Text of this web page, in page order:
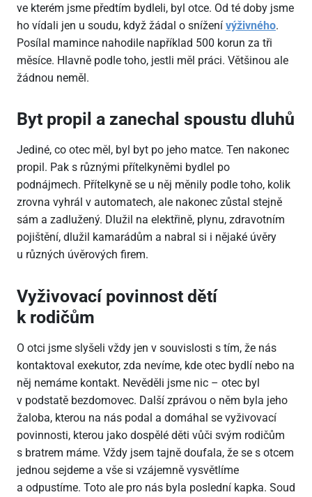
ve kterém jsme předtím bydleli, byl otce. Od té doby jsme
ho vídali jen u soudu, když žádal o snížení výživného.
Posílal mamince nahodile například 500 korun za tři
měsíce. Hlavně podle toho, jestli měl práci. Většinou ale
žádnou neměl.
Byt propil a zanechal spoustu dluhů
Jediné, co otec měl, byl byt po jeho matce. Ten nakonec
propil. Pak s různými přítelkyněmi bydlel po
podnájmech. Přítelkyně se u něj měnily podle toho, kolik
zrovna vyhrál v automatech, ale nakonec zůstal stejně
sám a zadlužený. Dlužil na elektřině, plynu, zdravotním
pojištění, dlužil kamarádům a nabral si i nějaké úvěry
u různých úvěrových firem.
Vyživovací povinnost dětí
k rodičům
O otci jsme slyšeli vždy jen v souvislosti s tím, že nás
kontaktoval exekutor, zda nevíme, kde otec bydlí nebo na
něj nemáme kontakt. Nevěděli jsme nic – otec byl
v podstatě bezdomovec. Další zprávou o něm byla jeho
žaloba, kterou na nás podal a domáhal se vyživovací
povinnosti, kterou jako dospělé děti vůči svým rodičům
s bratrem máme. Vždy jsem tajně doufala, že se s otcem
jednou sejdeme a vše si vzájemně vysvětlíme
a odpustíme. Toto ale pro nás byla poslední kapka. Soud